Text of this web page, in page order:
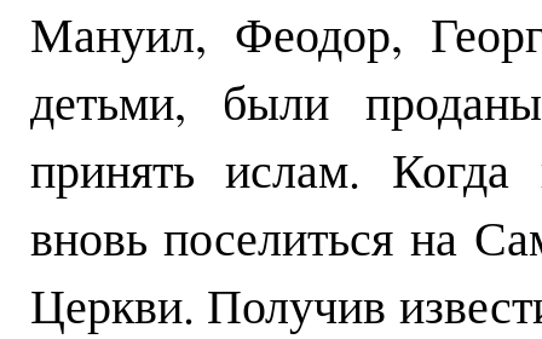
Мануил, Феодор,
детьми, были
принять ислам.
вновь поселиться на
Церкви. Получив